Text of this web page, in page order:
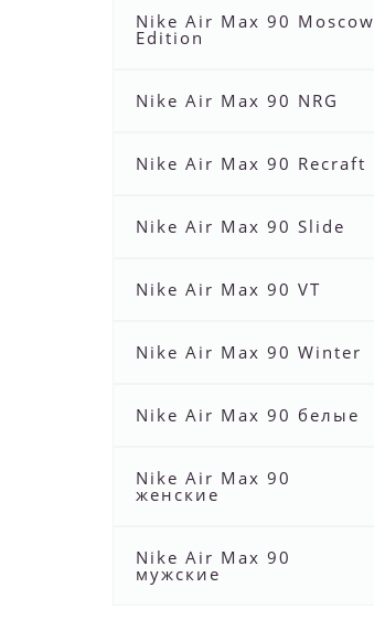
Nike Air Max 90 Moscow
Edition
Nike Air Max 90 NRG
Nike Air Max 90 Recraft
Nike Air Max 90 Slide
Nike Air Max 90 VT
Nike Air Max 90 Winter
Nike Air Max 90 белые
Nike Air Max 90
женские
Nike Air Max 90
мужские